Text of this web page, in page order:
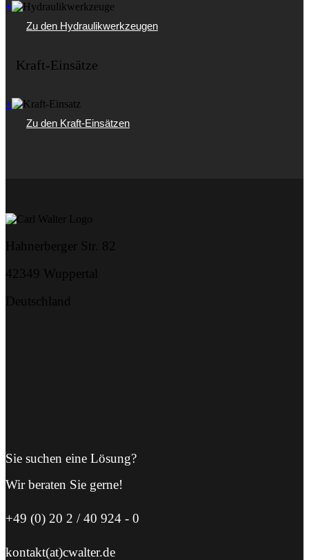
+
Zu den Hydraulikwerkzeugen
Kraft-Einsätze
+
Zu den Kraft-Einsätzen
Hahnerberger Str. 82
42349 Wuppertal
Deutschland
Sie suchen eine Lösung?
Wir beraten Sie gerne!
+49 (0) 20 2 / 40 924 - 0
kontakt(at)cwalter.de